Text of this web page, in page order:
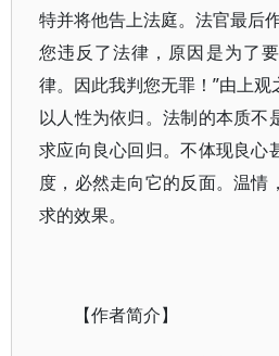
特并将他告上法庭。法官最后
您违反了法律，原因是为了
律。因此我判您无罪！”由上观
以人性为依归。法制的本质不
求应向良心回归。不体现良心
度，必然走向它的反面。温情
求的效果。
【作者简介】